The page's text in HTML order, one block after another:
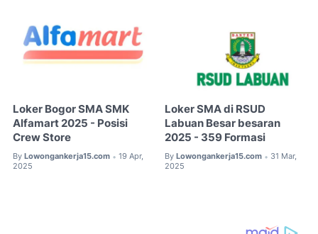
Loker Bogor SMA SMK
Alfamart 2025 - Posisi
Crew Store
By Lowongankerja15.com • 19 Apr,
2025
Loker SMA di RSUD
Labuan Besar besaran
2025 - 359 Formasi
By Lowongankerja15.com • 31 Mar,
2025